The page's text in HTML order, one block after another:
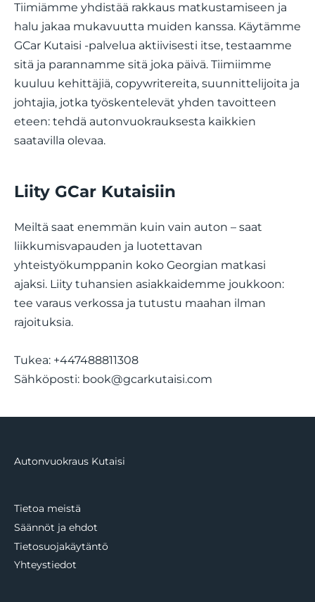
Tiimiämme yhdistää rakkaus matkustamiseen ja
halu jakaa mukavuutta muiden kanssa. Käytämme
GCar Kutaisi -palvelua aktiivisesti itse, testaamme
sitä ja parannamme sitä joka päivä. Tiimiimme
kuuluu kehittäjiä, copywritereita, suunnittelijoita ja
johtajia, jotka työskentelevät yhden tavoitteen
eteen: tehdä autonvuokrauksesta kaikkien
saatavilla olevaa.
Liity GCar Kutaisiin
Meiltä saat enemmän kuin vain auton – saat
liikkumisvapauden ja luotettavan
yhteistyökumppanin koko Georgian matkasi
ajaksi. Liity tuhansien asiakkaidemme joukkoon:
tee varaus verkossa ja tutustu maahan ilman
rajoituksia.
Tukea: +447488811308
Sähköposti: book@gcarkutaisi.com
Autonvuokraus Kutaisi
Tietoa meistä
Säännöt ja ehdot
Tietosuojakäytäntö
Yhteystiedot